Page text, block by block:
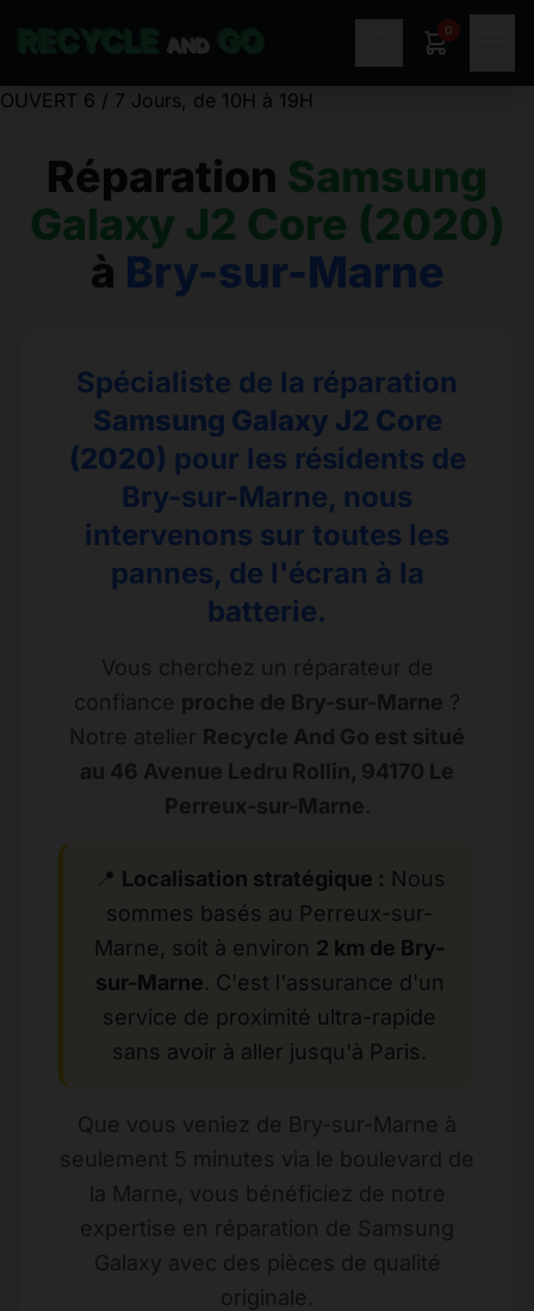
AND
0
OUVERT 6 / 7 Jours, de 10H à 19H
Réparation Samsung
Galaxy J2 Core (2020)
à Bry-sur-Marne
Spécialiste de la réparation
Samsung Galaxy J2 Core
(2020) pour les résidents de
Bry-sur-Marne, nous
intervenons sur toutes les
pannes, de l'écran à la
batterie.
Vous cherchez un réparateur de
confiance proche de Bry-sur-Marne ?
Notre atelier Recycle And Go est situé
au 46 Avenue Ledru Rollin, 94170 Le
Perreux-sur-Marne.
📍 Localisation stratégique : Nous
sommes basés au Perreux-sur-
Marne, soit à environ 2 km de Bry-
sur-Marne. C'est l'assurance d'un
service de proximité ultra-rapide
sans avoir à aller jusqu'à Paris.
Que vous veniez de Bry-sur-Marne à
seulement 5 minutes via le boulevard de
la Marne, vous bénéficiez de notre
expertise en réparation de Samsung
Galaxy avec des pièces de qualité
originale.